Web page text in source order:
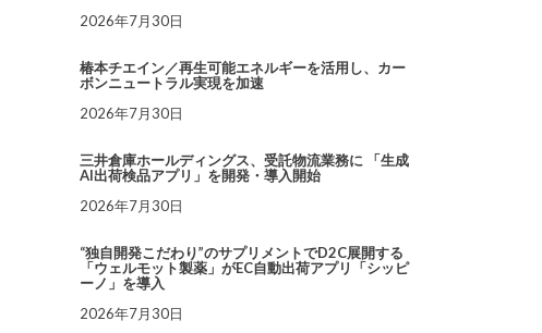
2026年7月30日
椿本チエイン／再生可能エネルギーを活用し、カー
ボンニュートラル実現を加速
2026年7月30日
三井倉庫ホールディングス、受託物流業務に 「生成
AI出荷検品アプリ」を開発・導入開始
2026年7月30日
“独自開発こだわり”のサプリメントでD2C展開する
「ウェルモット製薬」がEC自動出荷アプリ「シッピ
ーノ」を導入
2026年7月30日